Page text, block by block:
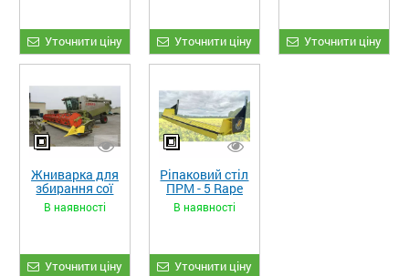
Уточнити ціну Уточнити ціну Уточнити ціну
Жниварка для
збирання сої
та гороху
«ETTARO»
В наявності
Уточнити ціну
Ріпаковий стіл
ПРМ - 5 Rape
Fiore
В наявності
Уточнити ціну